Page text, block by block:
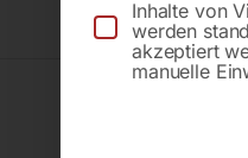
Inhalte von
werden
akzeptiert
manuelle